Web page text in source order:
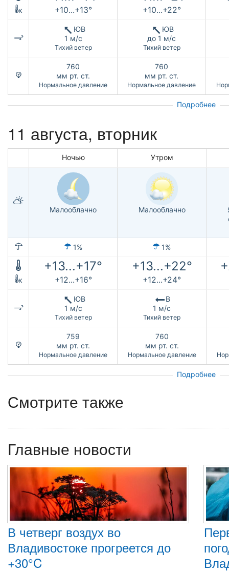
к +10...+13° +10...+22°
ЮВ
1 м/с
Тихий ветер
ЮВ
до 1 м/с
Тихий ветер
760
мм рт. ст.
Нормальное давление
760
мм рт. ст.
Нормальное давление
Подробнее
11 августа, вторник
Ночью Утром
Малооблачно Малооблачно
1% 1%
+13...+17° +13...+22°
к +12...+16° +12...+24°
ЮВ
1 м/с
Тихий ветер
В
1 м/с
Тихий ветер
759
мм рт. ст.
Нормальное давление
760
мм рт. ст.
Нормальное давление
Подробнее
Смотрите также
Главные новости
В четверг воздух во
Владивостоке прогреется до
+30°C